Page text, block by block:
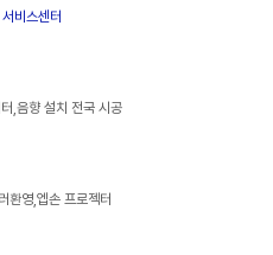
서비스센터
,음향 설치 전국 시공
영,엡손 프로젝터